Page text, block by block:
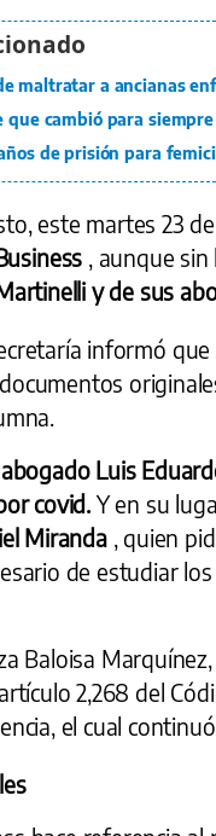
maltratar a ancianas
que cambió para
de prisión para
este martes 23
, aunque
y de sus
informó
Luis
covid. Y en su
Miranda , quien
de estudiar
Baloisa
2,268 del
el cual